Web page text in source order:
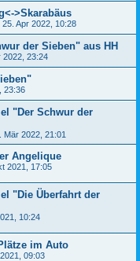
>Skarabäus
25. Apr 2022, 10:28
der Sieben" aus HH
2022, 23:24
23:36
"Der Schwur der
Mär 2022, 21:01
Angelique
2021, 17:05
"Die Überfahrt der
10:24
im Auto
09:03